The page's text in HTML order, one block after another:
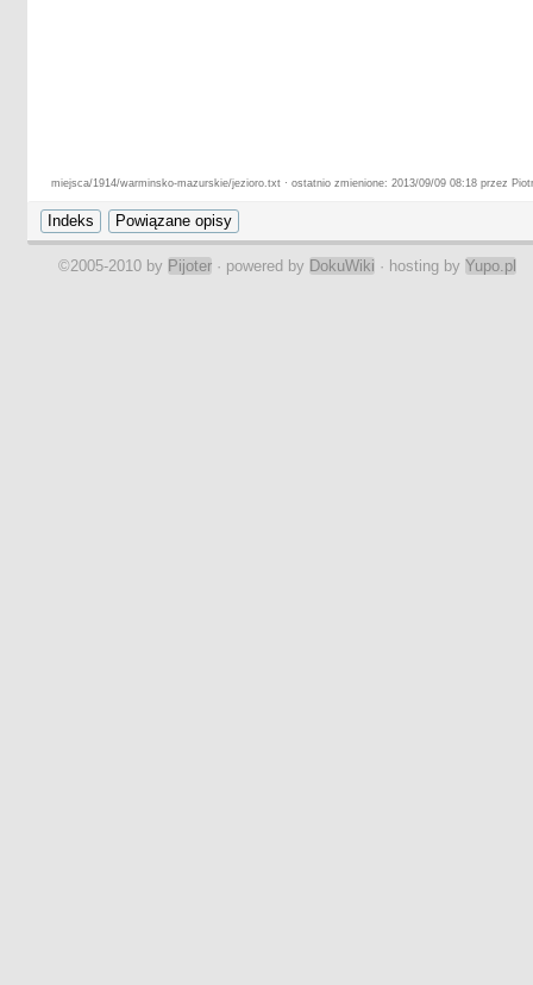
miejsca/1914/warminsko-mazurskie/jezioro.txt · ostatnio zmienione: 2013/09/09 08:18 przez
©2005-2010 by Pijoter · powered by DokuWiki · hosting by Yupo.pl